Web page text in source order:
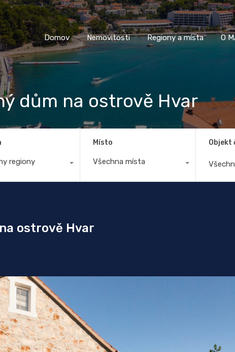
Domov Nemovitosti Regiony a místa
Domov Nemovitosti Regiony a místa O
dům na ostrově Hvar
regiony
Místo
Všechna místa
Objekt
ostrově Hvar